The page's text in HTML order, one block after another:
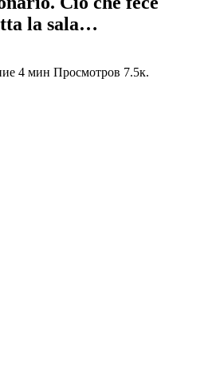
la sala…
4 мин Просмотров 7.5к.